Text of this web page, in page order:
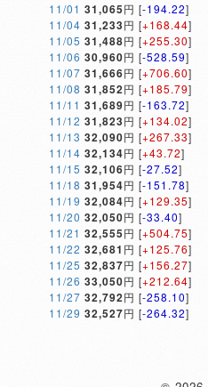
11/01 31,065円 [-194.22]
11/04 31,233円 [+168.44]
11/05 31,488円 [+255.30]
11/06 30,960円 [-528.59]
11/07 31,666円 [+706.60]
11/08 31,852円 [+185.79]
11/11 31,689円 [-163.72]
11/12 31,823円 [+134.02]
11/13 32,090円 [+267.33]
11/14 32,134円 [+43.72]
11/15 32,106円 [-27.52]
11/18 31,954円 [-151.78]
11/19 32,084円 [+129.35]
11/20 32,050円 [-33.40]
11/21 32,555円 [+504.75]
11/22 32,681 円 [+125.76]
11/25 32,837円 [+156.27]
11/26 33,050円 [+212.64]
11/27 32,792円 [-258.10]
11/29 32,527円 [-264.32]